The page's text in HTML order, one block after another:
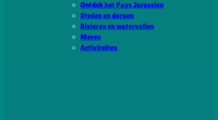
Ontdek het Pays Jurassien
Steden en dorpen
Rivieren en watervallen
Meren
Activiteiten